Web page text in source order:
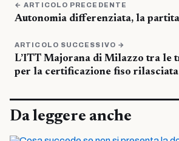
← ARTICOLO PRECEDENTE
Autonomia differenziata, la
ARTICOLO SUCCESSIVO →
L’ITT Majorana di Milazzo tra le
per la certificazione fiso rilasciata
Da leggere anche